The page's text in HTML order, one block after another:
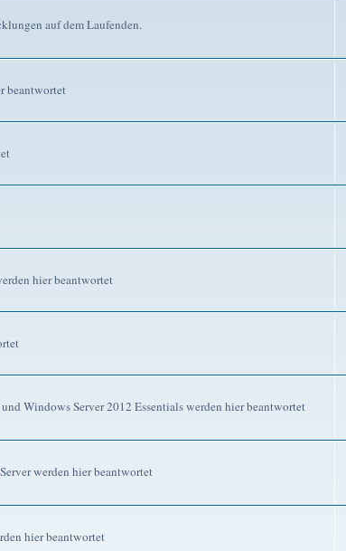
auf dem Laufenden.
beantwortet
hier beantwortet
Windows Server 2012 Essentials werden hier beantwortet
werden hier beantwortet
hier beantwortet